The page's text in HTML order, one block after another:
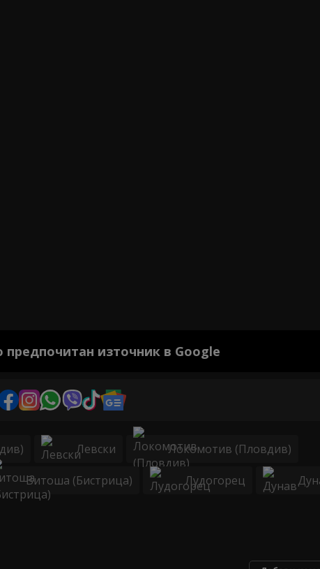
източник в Google
Левски Локомотив (Пловдив)
Витоша (Бистрица) Лудогорец